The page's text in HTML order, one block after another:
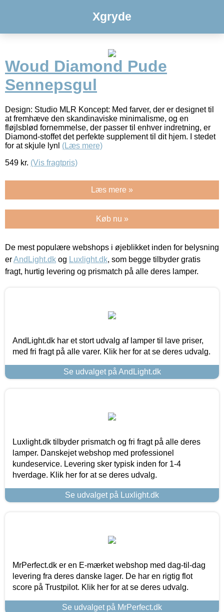
Xgryde
Woud Diamond Pude
Sennepsgul
Design: Studio MLR Koncept: Med farver, der er designet til
at fremhæve den skandinaviske minimalisme, og en
fløjlsblød fornemmelse, der passer til enhver indretning, er
Diamond-stoffet det perfekte supplement til dit hjem. I stedet
for at skjule lynl (Læs mere)
549 kr. (Vis fragtpris)
Læs mere »
Køb nu »
De mest populære webshops i øjeblikket inden for belysning
erAndLight.dk og Luxlight.dk, som begge tilbyder gratis
fragt, hurtig levering og prismatch på alle deres lamper.
AndLight.dk har et stort udvalg af lamper til lave priser,
med fri fragt på alle varer. Klik her for at se deres udvalg.
Se udvalget på AndLight.dk
Luxlight.dk tilbyder prismatch og fri fragt på alle deres
lamper. Danskejet webshop med professionel
kundeservice. Levering sker typisk inden for 1-4
hverdage. Klik her for at se deres udvalg.
Se udvalget på Luxlight.dk
MrPerfect.dk er en E-mærket webshop med dag-til-dag
levering fra deres danske lager. De har en rigtig flot
score på Trustpilot. Klik her for at se deres udvalg.
Se udvalget på MrPerfect.dk